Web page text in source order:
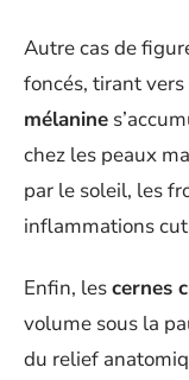
Autre cas de
foncés, tirant vers
mélanine
chez les peaux
par le soleil, les
inflammations
Enfin, lescernes
volume sous la
du relief